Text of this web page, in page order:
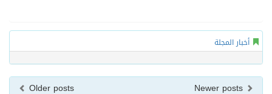
أخبار المجلة
Older posts